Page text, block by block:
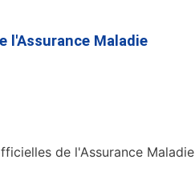
au
contenu
l'Assurance Maladie
de l'Assurance